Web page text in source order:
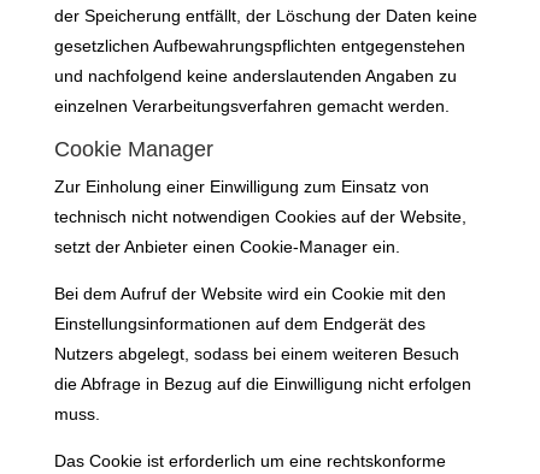
der Speicherung entfällt, der Löschung der Daten keine
gesetzlichen Aufbewahrungspflichten entgegenstehen
und nachfolgend keine anderslautenden Angaben zu
einzelnen Verarbeitungsverfahren gemacht werden.
Cookie Manager
Zur Einholung einer Einwilligung zum Einsatz von
technisch nicht notwendigen Cookies auf der Website,
setzt der Anbieter einen Cookie-Manager ein.
Bei dem Aufruf der Website wird ein Cookie mit den
Einstellungsinformationen auf dem Endgerät des
Nutzers abgelegt, sodass bei einem weiteren Besuch
die Abfrage in Bezug auf die Einwilligung nicht erfolgen
muss.
Das Cookie ist erforderlich um eine rechtskonforme